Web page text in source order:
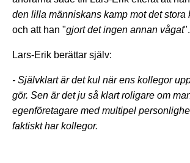
den lilla människans kamp mot det stora
och att han "gjort det ingen annan vågat".
Lars-Erik berättar själv:
- Självklart är det kul när ens kollegor
gör. Sen är det ju så klart roligare om
egenföretagare med multipel
faktiskt har kollegor.